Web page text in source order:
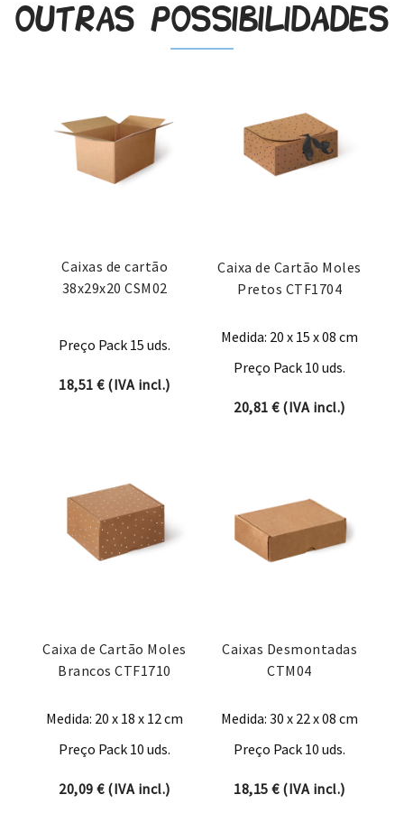
Outras possibilidades
Caixas de cartão
38x29x20 CSM02
Preço Pack 15 uds.
18,51€(IVA incl.)
Caixa de Cartão Moles
Pretos CTF1704
Medida: 20 x 15 x 08 cm
Preço Pack 10 uds.
20,81€(IVA incl.)
Caixa de Cartão Moles
Brancos CTF1710
Medida: 20 x 18 x 12 cm
Preço Pack 10 uds.
20,09€(IVA incl.)
Caixas Desmontadas
CTM04
Medida: 30 x 22 x 08 cm
Preço Pack 10 uds.
18,15€(IVA incl.)